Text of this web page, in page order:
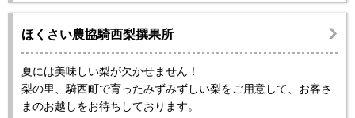
ほくさい農協騎西梨撰果所
夏には美味しい梨が欠かせません！
梨の里、騎西町で育ったみずみずしい梨をご用意して、お客さ
まのお越しをお待ちしております。